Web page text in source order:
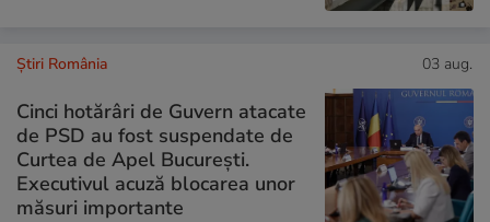
Știri România 03 aug.
Cinci hotărâri de Guvern atacate
de PSD au fost suspendate de
Curtea de Apel București.
Executivul acuză blocarea unor
măsuri importante